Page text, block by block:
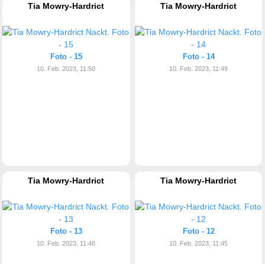
Tia Mowry-Hardrict
Foto - 15
10. Feb. 2023, 11:50
Tia Mowry-Hardrict
Foto - 14
10. Feb. 2023, 11:49
Tia Mowry-Hardrict
Foto - 13
10. Feb. 2023, 11:48
Tia Mowry-Hardrict
Foto - 12
10. Feb. 2023, 11:45